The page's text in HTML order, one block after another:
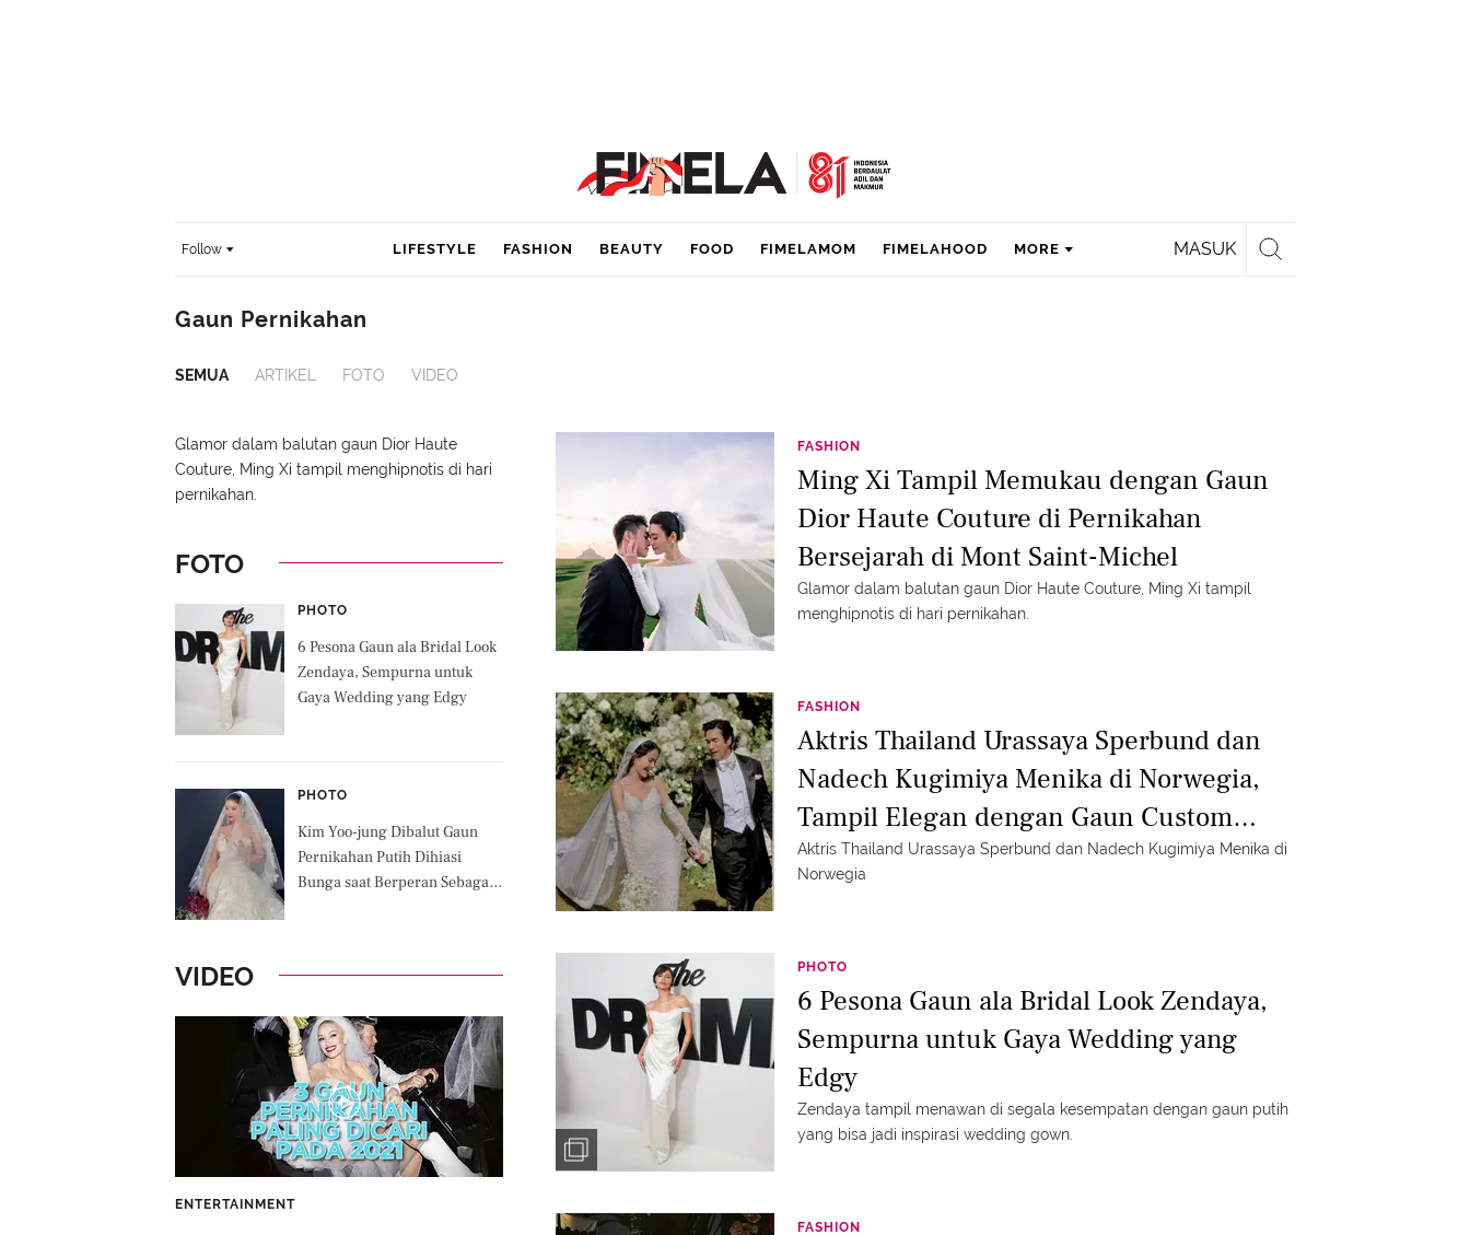
Follow MASUK
LIFESTYLE FASHION BEAUTY FOOD FIMELAMOM FIMELAHOOD MORE
Gaun Pernikahan
SEMUA ARTIKEL FOTO VIDEO
Glamor dalam balutan gaun Dior Haute
Couture, Ming Xi tampil menghipnotis di hari
pernikahan.
FOTO
PHOTO
6 Pesona Gaun ala Bridal Look
Zendaya, Sempurna untuk
Gaya Wedding yang Edgy
PHOTO
Kim Yoo-jung Dibalut Gaun
Pernikahan Putih Dihiasi
Bunga saat Berperan Sebagai
VIDEO
ENTERTAINMENT
FASHION
Ming Xi Tampil Memukau dengan Gaun
Dior Haute Couture di Pernikahan
Bersejarah di Mont Saint-Michel
Glamor dalam balutan gaun Dior Haute Couture, Ming Xi tampil
menghipnotis di hari pernikahan.
FASHION
Aktris Thailand Urassaya Sperbund dan
Nadech Kugimiya Menika di Norwegia,
Tampil Elegan dengan Gaun Custom
Louis Vuitton
Aktris Thailand Urassaya Sperbund dan Nadech Kugimiya Menika di
Norwegia
PHOTO
6 Pesona Gaun ala Bridal Look Zendaya,
Sempurna untuk Gaya Wedding yang
Edgy
Zendaya tampil menawan di segala kesempatan dengan gaun putih
yang bisa jadi inspirasi wedding gown.
FASHION